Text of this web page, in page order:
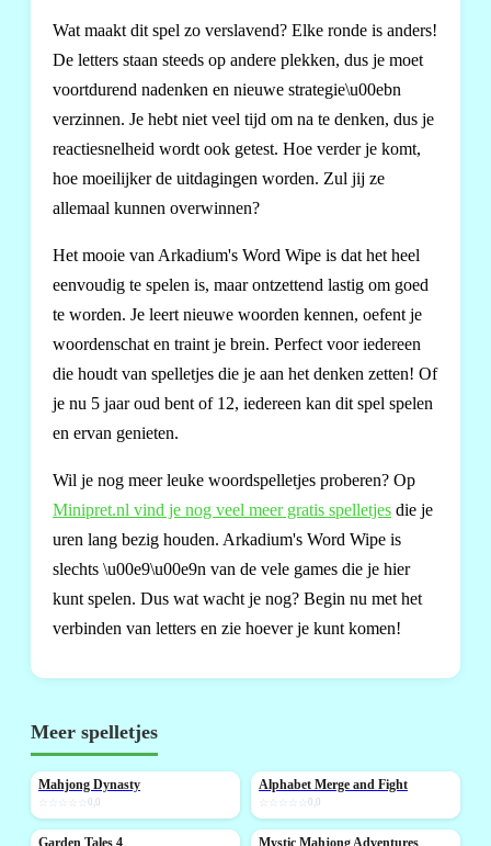
Wat maakt dit spel zo verslavend? Elke ronde is anders!
De letters staan steeds op andere plekken, dus je moet
voortdurend nadenken en nieuwe strategie\u00ebn
verzinnen. Je hebt niet veel tijd om na te denken, dus je
reactiesnelheid wordt ook getest. Hoe verder je komt,
hoe moeilijker de uitdagingen worden. Zul jij ze
allemaal kunnen overwinnen?
Het mooie van Arkadium's Word Wipe is dat het heel
eenvoudig te spelen is, maar ontzettend lastig om goed
te worden. Je leert nieuwe woorden kennen, oefent je
woordenschat en traint je brein. Perfect voor iedereen
die houdt van spelletjes die je aan het denken zetten! Of
je nu 5 jaar oud bent of 12, iedereen kan dit spel spelen
en ervan genieten.
Wil je nog meer leuke woordspelletjes proberen? Op
Minipret.nl vind je nog veel meer gratis spelletjes die je
uren lang bezig houden. Arkadium's Word Wipe is
slechts \u00e9\u00e9n van de vele games die je hier
kunt spelen. Dus wat wacht je nog? Begin nu met het
verbinden van letters en zie hoever je kunt komen!
Meer spelletjes
NIEUW
Mahjong Dynasty
0,0
NIEUW
Alphabet Merge and Fight
0,0
Garden Tales 4 Mystic Mahjong Adventures